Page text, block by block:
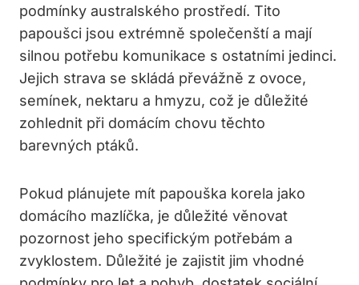
podmínky australského prostředí. Tito
papoušci jsou extrémně společenští a mají
silnou potřebu komunikace s ostatními jedinci.
Jejich strava se skládá převážně z ovoce,
semínek, nektaru a hmyzu, což je důležité
zohlednit při domácím chovu těchto
barevných ptáků.
Pokud plánujete mít papouška korela jako
domácího mazlíčka, je důležité věnovat
pozornost jeho specifickým potřebám a
zvyklostem. Důležité je zajistit jim vhodné